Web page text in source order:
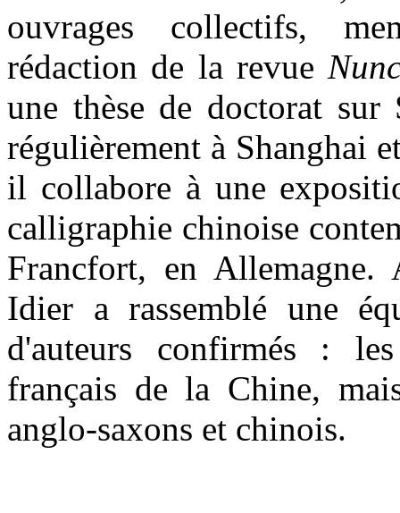
ouvrages collectifs,
rédaction de la revue
une thèse de doctorat
régulièrement à Shanghai
il collabore à une
calligraphie chinoise
Francfort, en
Idier a rassemblé une
d'auteurs confirmés :
français de la Chine,
anglo-saxons et chinois.